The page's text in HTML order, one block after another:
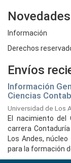
Novedades
Información
Derechos
Envíos
Información
Ciencias
Universidad de Los
El nacimiento del
carrera
Los Andes,
para la formación